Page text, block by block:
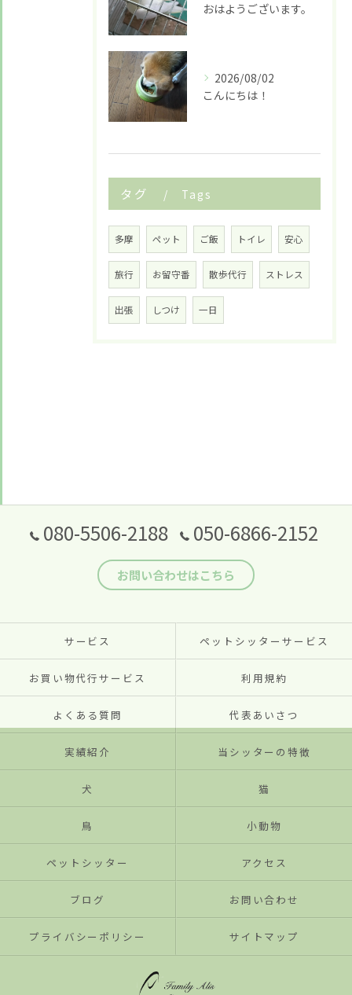
おはようございます。
2026/08/02
こんにちは！
タグ Tags
多摩 ペット ご飯 トイレ 安心
旅行 お留守番 散歩代行 ストレス
出張 しつけ 一日
080-5506-2188 050-6866-2152
お問い合わせはこちら
サービス ペットシッターサービス
お買い物代行サービス 利用規約
よくある質問 代表あいさつ
実績紹介 当シッターの特徴
犬 猫
鳥 小動物
ペットシッター アクセス
ブログ お問い合わせ
プライバシーポリシー サイトマップ